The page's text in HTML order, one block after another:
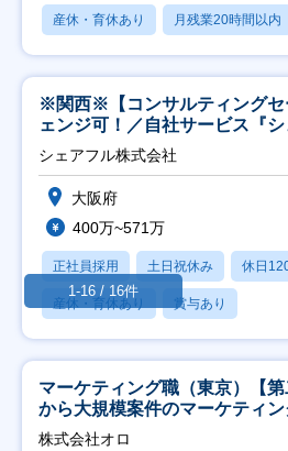
産休・育休あり 月残業20時間以内
※関西※【コンサルティングセ
ェンジ可！／自社サービス『
シェアフル株式会社
大阪府
400万~571万
正社員採用 土日祝休み 休日
産休・育休あり 賞与あり
マーケティング職（東京）【
から大規模案件のマーケティ
修充実】
株式会社オロ
1-16 / 16件